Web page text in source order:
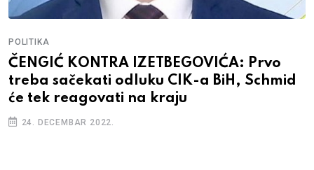
POLITIKA
ČENGIĆ KONTRA IZETBEGOVIĆA: Prvo
treba sačekati odluku CIK-a BiH, Schmid
će tek reagovati na kraju
24. DECEMBAR 2022.